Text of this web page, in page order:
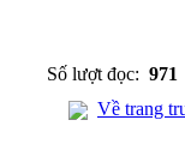
Số lượt đọc: 971
Về trang